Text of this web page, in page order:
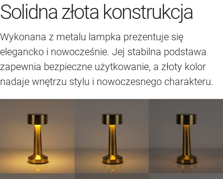
Solidna złota konstrukcja
Wykonana z metalu lampka prezentuje się
elegancko i nowocześnie. Jej stabilna podstawa
zapewnia bezpieczne użytkowanie, a złoty kolor
nadaje wnętrzu stylu i nowoczesnego charakteru.